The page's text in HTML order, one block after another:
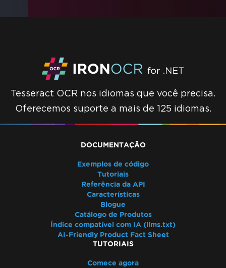
Tesseract OCR nos idiomas que você precisa.
Oferecemos suporte a mais de 125 idiomas.
DOCUMENTAÇÃO
Exemplos de código
Tutoriais
Referência da API
Características
Blogue
Catálogo de Produtos
Índice compatível com IA (llms.txt)
AI-Friendly Product Fact Sheet
TUTORIAIS
Comece agora